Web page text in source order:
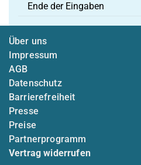
Ende der Eingaben
Über uns
Impressum
AGB
Datenschutz
Barrierefreiheit
Presse
Preise
Partnerprogramm
Vertrag widerrufen